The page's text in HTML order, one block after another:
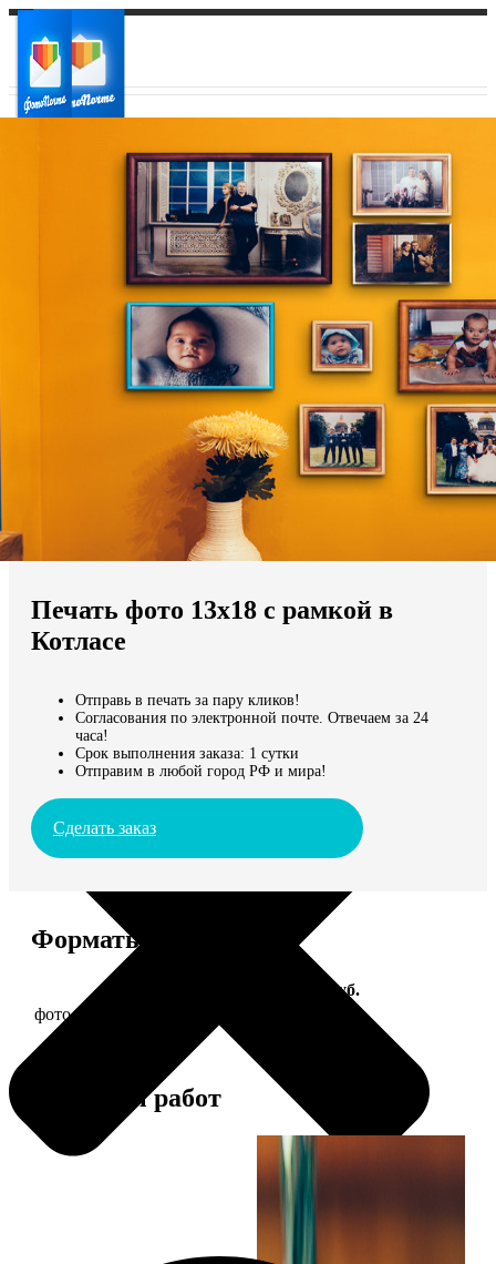
Ваш регион доставки
Выберите из списка:
Мы доставляем по всему миру
Продолжить без города
Печать фото 13х18 с рамкой в
Котласе
Отправь в печать за пару кликов!
Согласования по электронной почте. Отвечаем за 24
часа!
Срок выполнения заказа: 1 сутки
Отправим в любой город РФ и мира!
Сделать заказ
Форматы и цены
Цена, руб.
фото 13х18 в деревянной рамке
Примеры работ